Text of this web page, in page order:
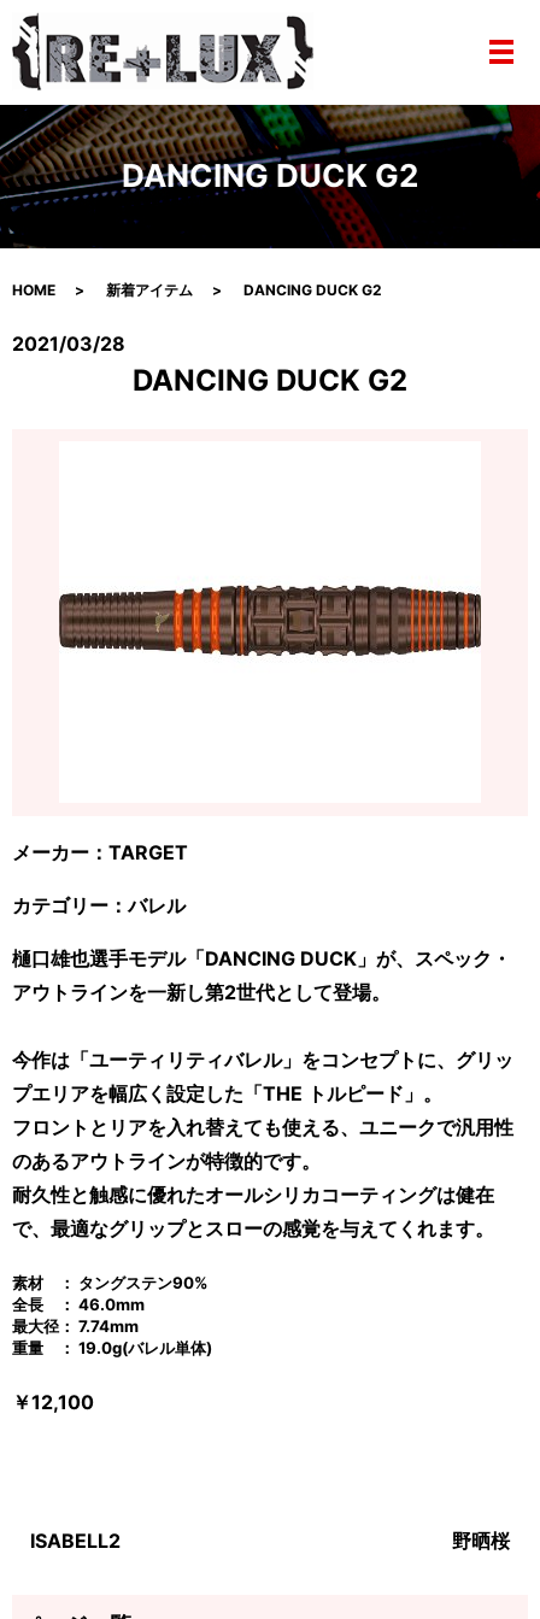
メ
DANCING DUCK G2
HOME 新着アイテム DANCING DUCK G2
2021/03/28
DANCING DUCK G2
メーカー：TARGET
カテゴリー：バレル
樋口雄也選手モデル「DANCING DUCK」が、スペック・
アウトラインを一新し第2世代として登場。
今作は「ユーティリティバレル」をコンセプトに、グリッ
プエリアを幅広く設定した「THE トルピード」。
フロントとリアを入れ替えても使える、ユニークで汎用性
のあるアウトラインが特徴的です。
耐久性と触感に優れたオールシリカコーティングは健在
で、最適なグリップとスローの感覚を与えてくれます。
素材 ： タングステン90%
全長 ： 46.0mm
最大径： 7.74mm
重量 ： 19.0g(バレル単体)
￥12,100
ISABELL2 野晒桜